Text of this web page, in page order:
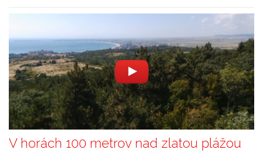
V horách 100 metrov nad zlatou plážou